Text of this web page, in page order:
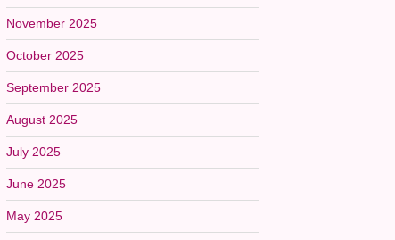
November 2025
October 2025
September 2025
August 2025
July 2025
June 2025
May 2025